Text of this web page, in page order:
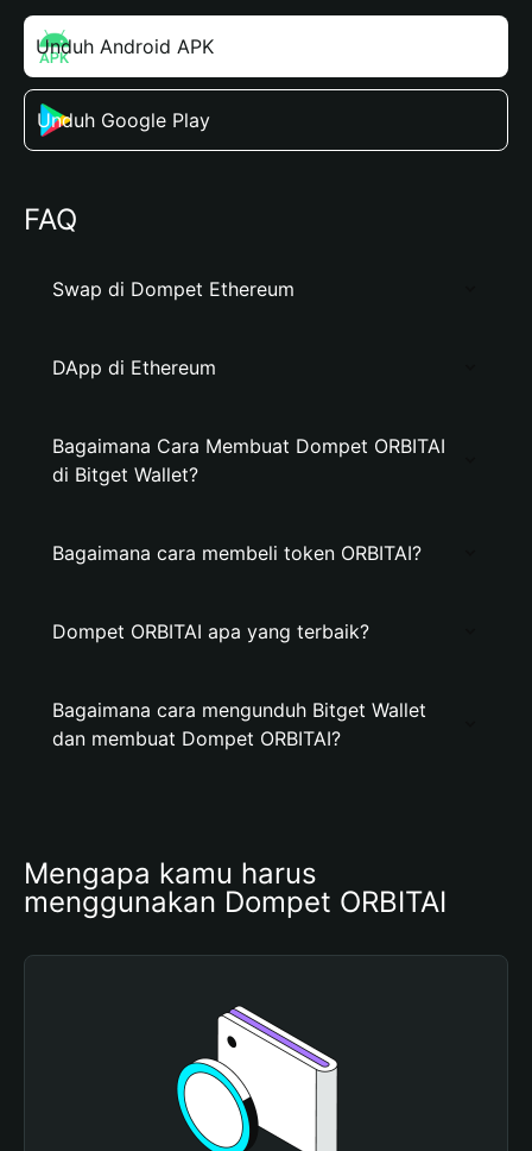
Unduh Android APK
Unduh Google Play
FAQ
Swap di Dompet Ethereum
DApp di Ethereum
Bagaimana Cara Membuat Dompet ORBITAI
di Bitget Wallet?
Bagaimana cara membeli token ORBITAI?
Dompet ORBITAI apa yang terbaik?
Bagaimana cara mengunduh Bitget Wallet
dan membuat Dompet ORBITAI?
Mengapa kamu harus
menggunakan Dompet ORBITAI